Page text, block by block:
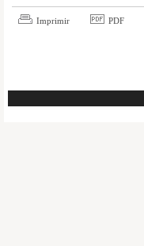
Imprimir PDF